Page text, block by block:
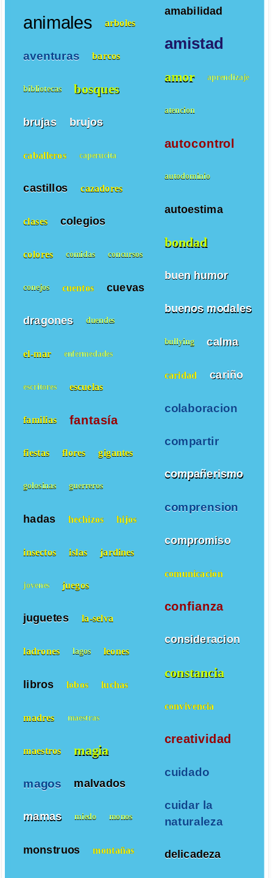
amabilidad
amistad
amor aprendizaje
atencion
autocontrol
autodominio
autoestima
bondad
buen humor
buenos modales
bullying calma
caridad cariño
colaboracion
compartir
compañerismo
comprension
compromiso
comunicacion
confianza
consideracion
constancia
convivencia
creatividad
cuidado
cuidar la
naturaleza
delicadeza
animales arboles
aventuras barcos
bibliotecas bosques
brujas brujos
caballeros caperucita
castillos cazadores
clases colegios
colores comidas concursos
conejos cuentos cuevas
dragones duendes
el-mar enfermedades
escritores escuelas
familias fantasía
fiestas flores gigantes
golosinas guerreros
hadas hechizos hijos
insectos islas jardines
jovenes juegos
juguetes la-selva
ladrones lagos leones
libros lobos luchas
madres maestras
maestros magia
magos malvados
mamas miedo monos
monstruos montañas